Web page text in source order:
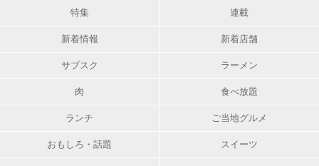
特集 連載
新着情報 新着店舗
サブスク ラーメン
肉 食べ放題
ランチ ご当地グルメ
おもしろ・話題 スイーツ